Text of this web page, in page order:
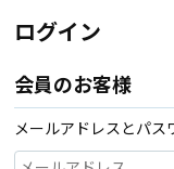
ログイン
会員のお客様
メールアドレスとパス